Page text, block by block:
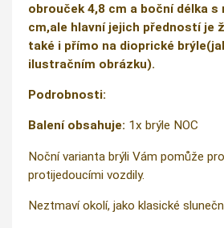
obrouček 4,8 cm a boční délka s
cm,ale hlavní jejich předností je
také i přímo na dioprické
ilustračním obrázku).
Podrobnosti:
Balení obsahuje: 1x brýle NOC
Noční varianta brýli Vám pomůže
protijedoucími vozdily.
Neztmaví okolí, jako klasické